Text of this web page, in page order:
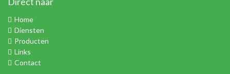
Home
Diensten
Producten
Links
Contact